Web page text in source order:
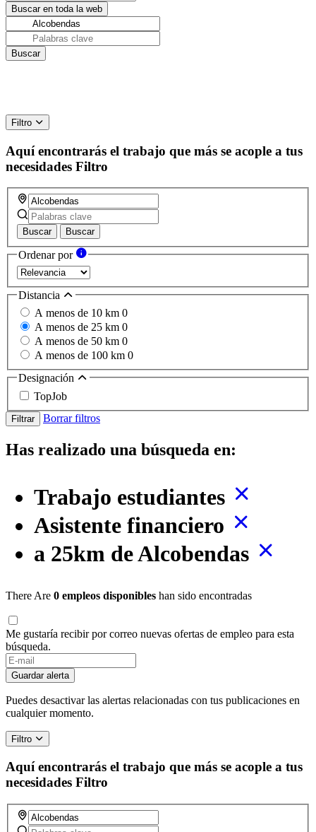
Filtro
Aquí encontrarás el trabajo que más se acople a tus
necesidades Filtro
Buscar Buscar
Ordenar por
Distancia
A menos de 10 km 0
A menos de 25 km 0
A menos de 50 km 0
A menos de 100 km 0
Designación
TopJob
Filtrar Borrar filtros
Has realizado una búsqueda en:
Trabajo estudiantes
Asistente financiero
a 25km de Alcobendas
There Are 0 empleos disponibles han sido encontradas
Me gustaría recibir por correo nuevas ofertas de empleo para esta
búsqueda.
Guardar alerta
Puedes desactivar las alertas relacionadas con tus publicaciones en
cualquier momento.
Filtro
Aquí encontrarás el trabajo que más se acople a tus
necesidades Filtro